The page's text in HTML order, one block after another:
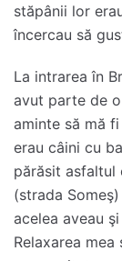
stăpânii lor
încercau să
La intrarea în
avut parte de
aminte să mă
erau câini cu
părăsit asfaltul
(strada
acelea aveau
Relaxarea